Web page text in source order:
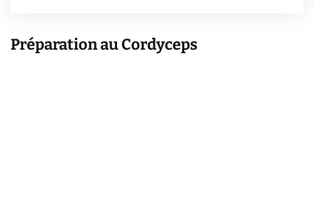
Préparation au Cordyceps